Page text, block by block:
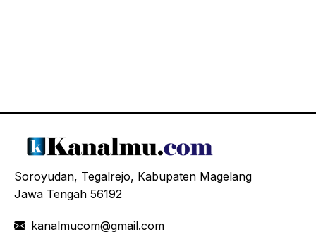
Soroyudan, Tegalrejo, Kabupaten Magelang
Jawa Tengah 56192
kanalmucom@gmail.com